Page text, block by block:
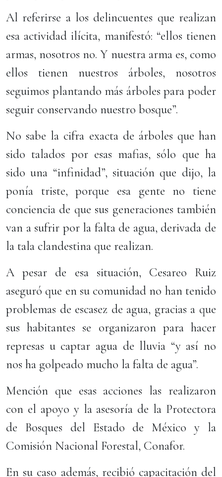
Al referirse a los delincuentes que realizan
esa actividad ilícita, manifestó: “ellos tienen
armas, nosotros no. Y nuestra arma es, como
ellos tienen nuestros árboles, nosotros
seguimos plantando más árboles para poder
seguir conservando nuestro bosque”.
No sabe la cifra exacta de árboles que han
sido talados por esas mafias, sólo que ha
sido una “infinidad”, situación que dijo, la
ponía triste, porque esa gente no tiene
conciencia de que sus generaciones también
van a sufrir por la falta de agua, derivada de
la tala clandestina que realizan.
A pesar de esa situación, Cesareo Ruiz
aseguró que en su comunidad no han tenido
problemas de escasez de agua, gracias a que
sus habitantes se organizaron para hacer
represas u captar agua de lluvia “y así no
nos ha golpeado mucho la falta de agua”.
Mención que esas acciones las realizaron
con el apoyo y la asesoría de la Protectora
de Bosques del Estado de México y la
Comisión Nacional Forestal, Conafor.
En su caso además, recibió capacitación del